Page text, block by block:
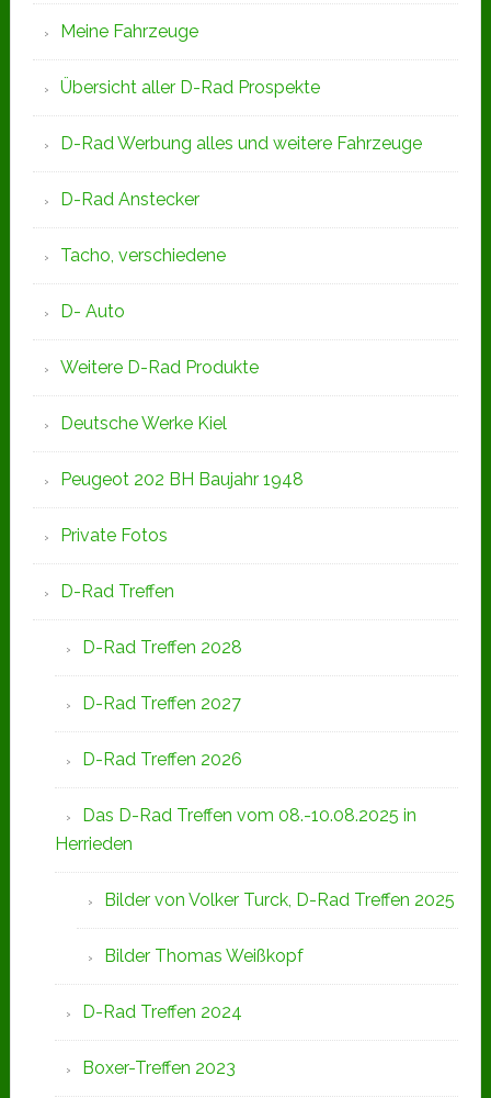
Meine Fahrzeuge
Übersicht aller D-Rad Prospekte
D-Rad Werbung alles und weitere Fahrzeuge
D-Rad Anstecker
Tacho, verschiedene
D- Auto
Weitere D-Rad Produkte
Deutsche Werke Kiel
Peugeot 202 BH Baujahr 1948
Private Fotos
D-Rad Treffen
D-Rad Treffen 2028
D-Rad Treffen 2027
D-Rad Treffen 2026
Das D-Rad Treffen vom 08.-10.08.2025 in
Herrieden
Bilder von Volker Turck, D-Rad Treffen 2025
Bilder Thomas Weißkopf
D-Rad Treffen 2024
Boxer-Treffen 2023